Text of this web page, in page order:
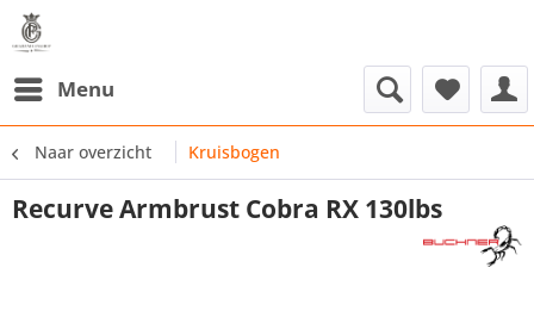
Menu
Naar overzicht Kruisbogen
Recurve Armbrust Cobra RX 130lbs